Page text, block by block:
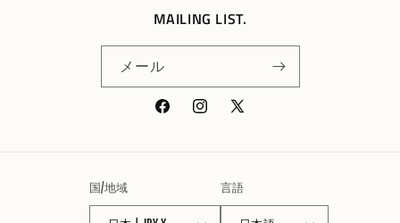
MAILING LIST.
メール
FacebookInstagram
X
国/地域 言語